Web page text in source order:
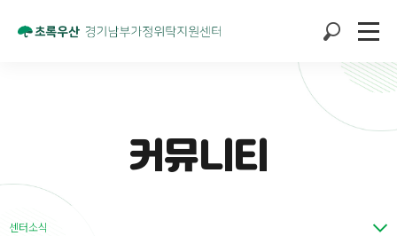
커뮤니티
센터소식